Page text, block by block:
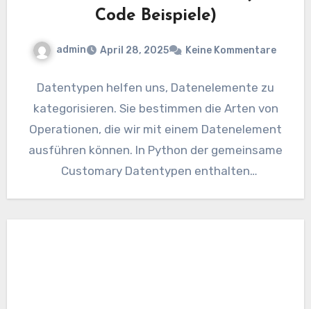
Code Beispiele)
admin April 28, 2025 Keine Kommentare
Datentypen helfen uns, Datenelemente zu
kategorisieren. Sie bestimmen die Arten von
Operationen, die wir mit einem Datenelement
ausführen können. In Python der gemeinsame
Customary Datentypen enthalten